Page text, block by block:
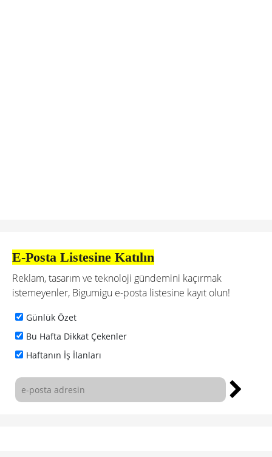
E-Posta Listesine Katılın
Reklam, tasarım ve teknoloji gündemini kaçırmak
istemeyenler, Bigumigu e-posta listesine kayıt olun!
Günlük Özet
Bu Hafta Dikkat Çekenler
Haftanın İş İlanları